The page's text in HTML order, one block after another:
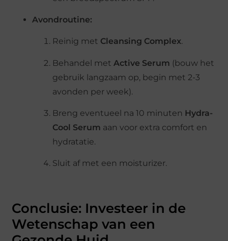
Avondroutine:
Reinig met Cleansing Complex.
Behandel met Active Serum (bouw het
gebruik langzaam op, begin met 2-3
avonden per week).
Breng eventueel na 10 minuten Hydra-
Cool Serum aan voor extra comfort en
hydratatie.
Sluit af met een moisturizer.
Conclusie: Investeer in de
Wetenschap van een